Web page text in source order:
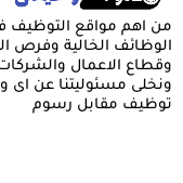
من اهم مواقع التوظيف
الوظائف الخالية وفرص
وقطاع الاعمال
ونخلى مسئوليتنا عن اى
توظيف مقابل رسوم